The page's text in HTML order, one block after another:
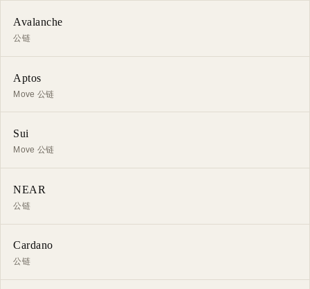
Avalanche
公链
Aptos
Move 公链
Sui
Move 公链
NEAR
公链
Cardano
公链